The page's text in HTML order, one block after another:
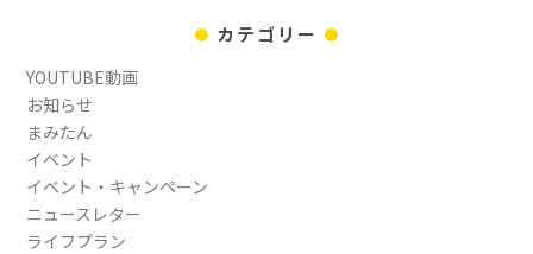
カテゴリー
YOUTUBE動画
お知らせ
まみたん
イベント
イベント・キャンペーン
ニュースレター
ライフプラン